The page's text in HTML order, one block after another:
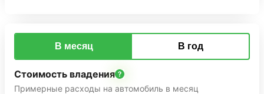
В месяц В год
Стоимость владения
Примерные расходы на автомобиль в месяц